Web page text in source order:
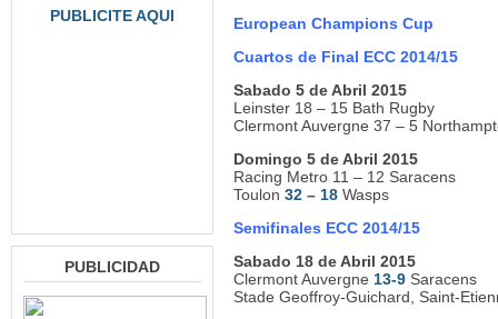
PUBLICITE AQUI
PUBLICIDAD
European Champions Cup
Cuartos de Final ECC 2014/15
Sabado 5 de Abril 2015
Leinster 18 – 15 Bath Rugby
Clermont Auvergne 37 – 5
Domingo 5 de Abril 2015
Racing Metro 11 – 12 Saracens
Toulon 32 – 18 Wasps
Semifinales ECC 2014/15
Sabado 18 de Abril 2015
Clermont Auvergne 13-9 Saracens
Stade Geoffroy-Guichard, Saint-